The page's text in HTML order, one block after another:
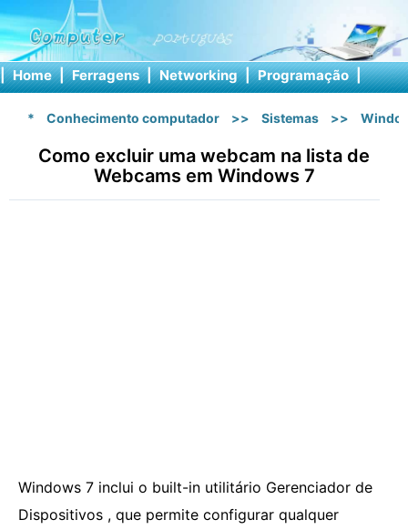
| Home | Ferragens | Networking | Programação |
* Conhecimento computador >> Sistemas >>
Como excluir uma webcam na lista de
Webcams em Windows 7
Windows 7 inclui o built-in utilitário Gerenciador de
Dispositivos , que permite configurar qualquer